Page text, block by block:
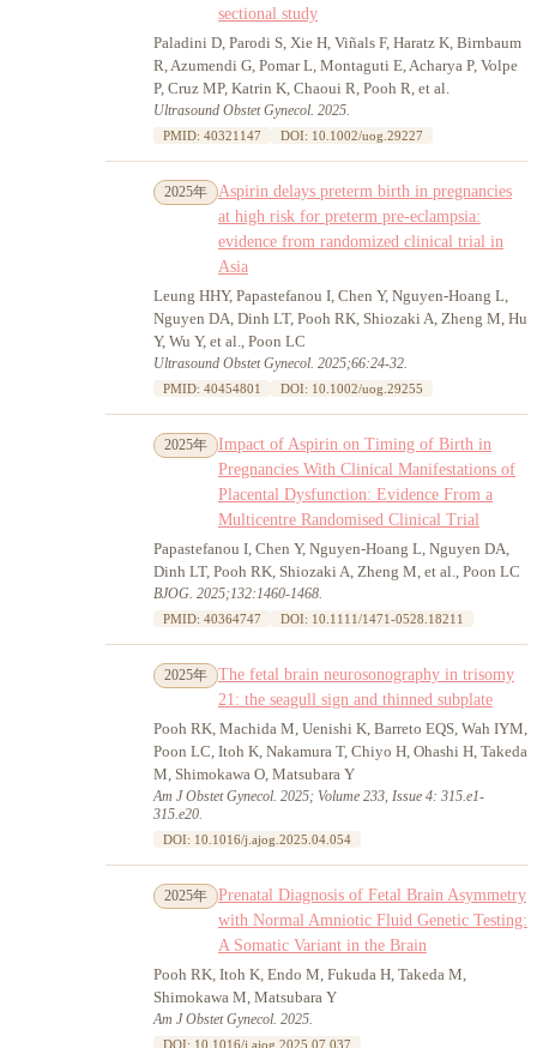
sectional study
Paladini D, Parodi S, Xie H, Viñals F, Haratz K, Birnbaum
R, Azumendi G, Pomar L, Montaguti E, Acharya P, Volpe
P, Cruz MP, Katrin K, Chaoui R, Pooh R, et al.
Ultrasound Obstet Gynecol. 2025.
PMID: 40321147 DOI: 10.1002/uog.29227
2025年
Aspirin delays preterm birth in pregnancies
at high risk for preterm pre-eclampsia:
evidence from randomized clinical trial in
Asia
Leung HHY, Papastefanou I, Chen Y, Nguyen-Hoang L,
Nguyen DA, Dinh LT, Pooh RK, Shiozaki A, Zheng M, Hu
Y, Wu Y, et al., Poon LC
Ultrasound Obstet Gynecol. 2025;66:24-32.
PMID: 40454801 DOI: 10.1002/uog.29255
2025年
Impact of Aspirin on Timing of Birth in
Pregnancies With Clinical Manifestations of
Placental Dysfunction: Evidence From a
Multicentre Randomised Clinical Trial
Papastefanou I, Chen Y, Nguyen-Hoang L, Nguyen DA,
Dinh LT, Pooh RK, Shiozaki A, Zheng M, et al., Poon LC
BJOG. 2025;132:1460-1468.
PMID: 40364747 DOI: 10.1111/1471-0528.18211
2025年
The fetal brain neurosonography in trisomy
21: the seagull sign and thinned subplate
Pooh RK, Machida M, Uenishi K, Barreto EQS, Wah IYM,
Poon LC, Itoh K, Nakamura T, Chiyo H, Ohashi H, Takeda
M, Shimokawa O, Matsubara Y
Am J Obstet Gynecol. 2025; Volume 233, Issue 4: 315.e1-
315.e20.
DOI: 10.1016/j.ajog.2025.04.054
2025年
Prenatal Diagnosis of Fetal Brain Asymmetry
with Normal Amniotic Fluid Genetic Testing:
A Somatic Variant in the Brain
Pooh RK, Itoh K, Endo M, Fukuda H, Takeda M,
Shimokawa M, Matsubara Y
Am J Obstet Gynecol. 2025.
DOI: 10.1016/j.ajog.2025.07.037